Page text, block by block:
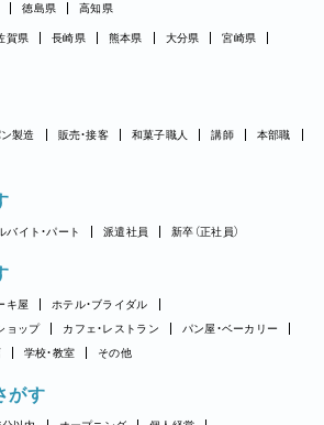
徳島県 高知県
賀県 長崎県 熊本県 大分県
宮崎県
ン製造 販売・接客 和菓子職人 講師
本部職
バイト・パート 派遣社員 新卒（正社員）
キ屋
ホテル・ブライダル
ョップ
カフェ・レストラン
パン屋・ベーカリー
学校・教室 その他
がす